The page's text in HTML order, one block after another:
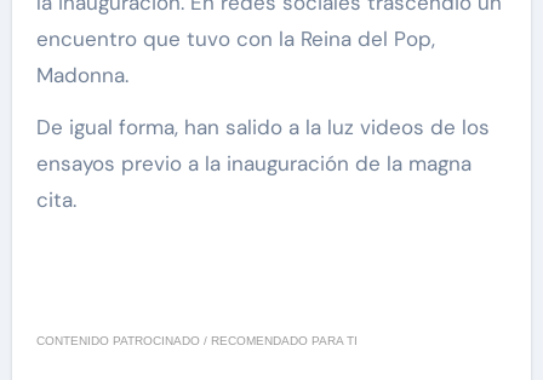
encuentro que tuvo con la Reina del Pop,
Madonna.
De igual forma, han salido a la luz videos de los
ensayos previo a la inauguración de la magna
cita.
CONTENIDO PATROCINADO / RECOMENDADO PARA TI